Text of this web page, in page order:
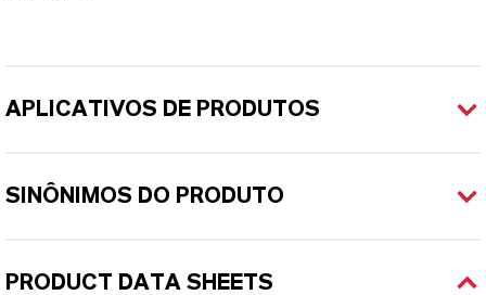
APLICATIVOS DE PRODUTOS
SINÔNIMOS DO PRODUTO
PRODUCT DATA SHEETS